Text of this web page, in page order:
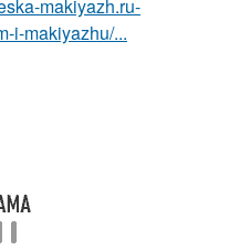
makiyazh.ru-
i-makiyazhu/...